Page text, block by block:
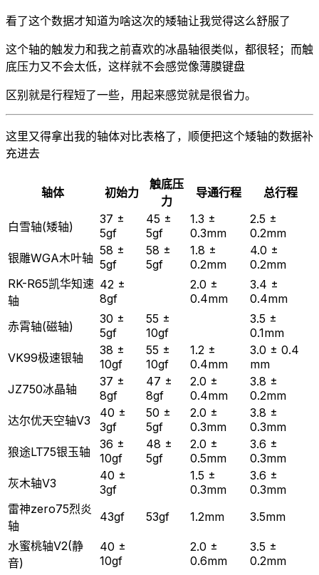
看了这个数据才知道为啥这次的矮轴让我觉得这么舒服了
这个轴的触发力和我之前喜欢的冰晶轴很类似，都很轻；而触
底压力又不会太低，这样就不会感觉像薄膜键盘
区别就是行程短了一些，用起来感觉就是很省力。
这里又得拿出我的轴体对比表格了，顺便把这个矮轴的数据补
充进去
轴体 初始力
触底压
力
导通行程 总行程
白雪轴(矮轴)
37 ±
5gf
45 ±
5gf
1.3 ±
0.3mm
2.5 ±
0.2mm
银雕WGA木叶轴
58 ±
5gf
58 ±
5gf
1.8 ±
0.2mm
4.0 ±
0.2mm
RK-R65凯华知速
轴
42 ±
8gf
2.0 ±
0.4mm
3.4 ±
0.4mm
赤霄轴(磁轴)
30 ±
5gf
55 ±
10gf
3.5 ±
0.1mm
VK99极速银轴
38 ±
10gf
55 ±
10gf
1.2 ±
0.4mm
3.0 ± 0.4
mm
JZ750冰晶轴
37 ±
8gf
47 ±
8gf
2.0 ±
0.4mm
3.8 ±
0.2mm
达尔优天空轴V3
40 ±
3gf
50 ±
5gf
2.0 ±
0.3mm
3.8 ±
0.3mm
狼途LT75银玉轴
36 ±
10gf
48 ±
5gf
2.0 ±
0.5mm
3.6 ±
0.3mm
灰木轴V3
40 ±
3gf
1.5 ±
0.3mm
3.6 ±
0.3mm
雷神zero75烈炎
轴
43gf 53gf 1.2mm 3.5mm
水蜜桃轴V2(静
音)
40 ±
10gf
2.0 ±
0.6mm
3.5 ±
0.2mm